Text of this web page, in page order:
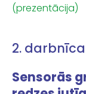
(prezentācija)
2. darbnīca
Sensorās